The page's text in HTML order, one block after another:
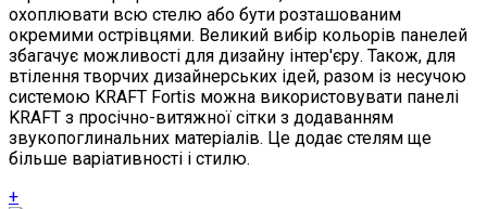
охоплювати всю стелю або бути розташованим
окремими острівцями. Великий вибір кольорів панелей
збагачує можливості для дизайну інтер'єру. Також, для
втілення творчих дизайнерських ідей, разом із несучою
системою KRAFT Fortis можна використовувати панелі
KRAFT з просічно-витяжної сітки з додаванням
звукопоглинальних матеріалів. Це додає стелям ще
більше варіативності і стилю.
+